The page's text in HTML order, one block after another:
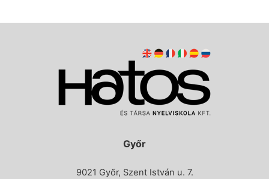
Győr
9021 Győr, Szent István u. 7.